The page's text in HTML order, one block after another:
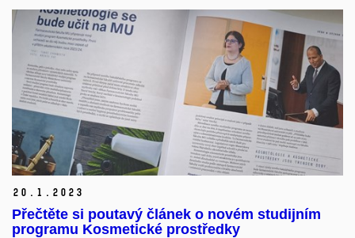
20. 1. 2023
Přečtěte si poutavý článek o novém studijním
programu Kosmetické prostředky